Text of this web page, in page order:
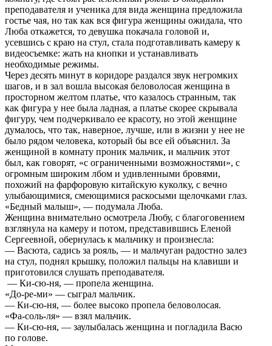
преподавателя и ученика для вида женщина предложила
гостье чая, но так как вся фигура женщины ожидала, что
Люба откажется, то девушка покачала головой и,
усевшись с краю на стул, стала подготавливать камеру к
видеосъемке: жать на кнопки и устанавливать
необходимые режимы.
Через десять минут в коридоре раздался звук негромких
шагов, и в зал вошла высокая беловолосая женщина в
просторном желтом платье, что казалось странным, так
как фигура у нее была ладная, а платье скорее скрывала
фигуру, чем подчеркивало ее красоту, но этой женщине
думалось, что так, наверное, лучше, или в жизни у нее не
было рядом человека, который бы все ей объяснил. За
женщиной в комнату проник мальчик, и мальчик этот
был, как говорят, «с ограниченными возможностями», с
огромным широким лбом и удивленными бровями,
похожий на фарфоровую китайскую куколку, с вечно
улыбающимися, смеющимися раскосыми щелочками глаз.
«Бедный малыш», — подумала Люба.
Женщина внимательно осмотрела Любу, с благоговением
взглянула на камеру и потом, представившись Еленой
Сергеевной, обернулась к мальчику и произнесла:
— Васюта, садись за рояль, — и мальчуган радостно залез
на стул, поднял крышку, положил пальцы на клавиши и
приготовился слушать преподавателя.
— Ки-сю-ня, — пропела женщина.
«До-ре-ми» — сыграл мальчик.
— Ки-сю-ня, — более высоко пропела беловолосая.
«Фа-соль-ля» — взял мальчик.
— Ки-сю-ня, — заулыбалась женщина и погладила Васю
по голове.